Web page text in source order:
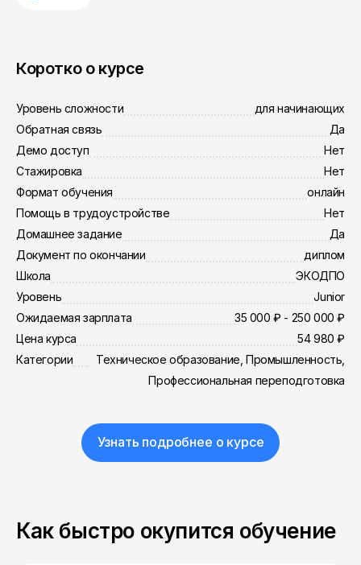
Коротко о курсе
Уровень сложности
для начинающих
Обратная связь
Да
Демо доступ
Нет
Стажировка
Нет
Формат обучения
онлайн
Помощь в трудоустройстве
Нет
Домашнее задание
Да
Документ по окончании
диплом
Школа
ЭКОДПО
Уровень
Junior
Ожидаемая зарплата
35 000 ₽ - 250 000 ₽
Цена курса
54 980 ₽
Категории
Техническое образование, Промышленность,
Профессиональная переподготовка
Узнать подробнее о курсе
Как быстро окупится обучение